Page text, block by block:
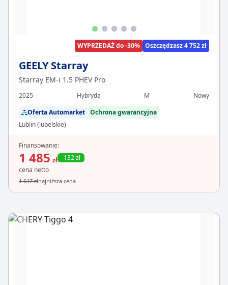
WYPRZEDAŻ do -30% Oszczędzasz 4 752 zł
GEELY Starray
Starray EM-i 1.5 PHEV Pro
2025 Hybryda M
Nowy
Oferta Automarket Ochrona gwarancyjna
Lublin (lubelskie)
Finansowanie:
1 485 zł -132 zł
cena netto
1 617 złnajniższa cena